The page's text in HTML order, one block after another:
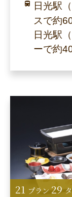
日光駅
スで約
日光駅
ーで約
21 プラン 29